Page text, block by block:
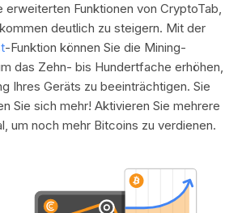
erweiterten Funktionen von CryptoTab,
deutlich zu steigern. Mit der
-Funktion können Sie die Mining-
das Zehn- bis Hundertfache erhöhen,
Ihres Geräts zu beeinträchtigen. Sie
Sie sich mehr! Aktivieren Sie mehrere
um noch mehr Bitcoins zu verdienen.